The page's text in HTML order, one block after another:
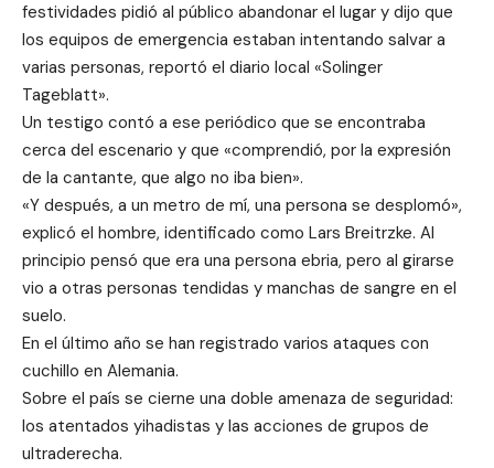
festividades pidió al público abandonar el lugar y dijo que
los equipos de emergencia estaban intentando salvar a
varias personas, reportó el diario local «Solinger
Tageblatt».
Un testigo contó a ese periódico que se encontraba
cerca del escenario y que «comprendió, por la expresión
de la cantante, que algo no iba bien».
«Y después, a un metro de mí, una persona se desplomó»,
explicó el hombre, identificado como Lars Breitrzke. Al
principio pensó que era una persona ebria, pero al girarse
vio a otras personas tendidas y manchas de sangre en el
suelo.
En el último año se han registrado varios ataques con
cuchillo en Alemania.
Sobre el país se cierne una doble amenaza de seguridad:
los atentados yihadistas y las acciones de grupos de
ultraderecha.